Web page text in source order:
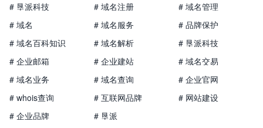
# 垦派科技 # 域名注册
# 域名管理
# 域名
# 域名服务
# 品牌保护
# 域名百科知识
# 域名解析
# 垦派科技
# 企业邮箱
# 企业建站
# 域名交易
# 域名业务
# 域名查询
# 企业官网
# whois查询
# 互联网品牌
# 网站建设
# 企业品牌
# 垦派